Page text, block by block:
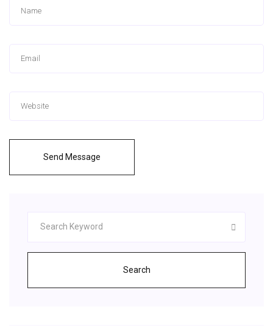
Send Message
Search